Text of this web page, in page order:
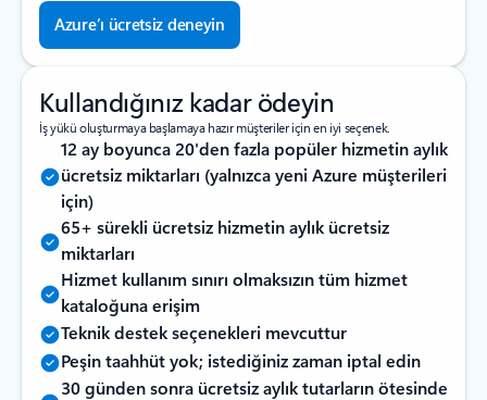
Azure’ı ücretsiz deneyin
Kullandığınız kadar ödeyin
İş yükü oluşturmaya başlamaya hazır müşteriler için en iyi seçenek.
12 ay boyunca 20'den fazla popüler hizmetin aylık
ücretsiz miktarları (yalnızca yeni Azure müşterileri
için)
65+ sürekli ücretsiz hizmetin aylık ücretsiz
miktarları
Hizmet kullanım sınırı olmaksızın tüm hizmet
kataloğuna erişim
Teknik destek seçenekleri mevcuttur
Peşin taahhüt yok; istediğiniz zaman iptal edin
30 günden sonra ücretsiz aylık tutarların ötesinde